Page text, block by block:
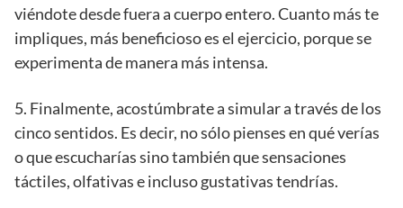
viéndote desde fuera a cuerpo entero. Cuanto más te
impliques, más beneficioso es el ejercicio, porque se
experimenta de manera más intensa.
5. Finalmente, acostúmbrate a simular a través de los
cinco sentidos. Es decir, no sólo pienses en qué verías
o que escucharías sino también que sensaciones
táctiles, olfativas e incluso gustativas tendrías.